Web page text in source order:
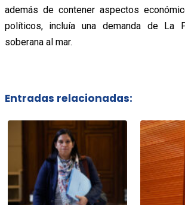
además de contener aspectos
políticos, incluía una demanda de La
soberana al mar.
Entradas relacionadas: